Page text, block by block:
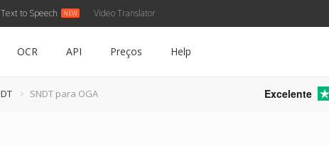
Text to Speech Video Translator
OCR API Preços Help
SNDT para OGA Excelente